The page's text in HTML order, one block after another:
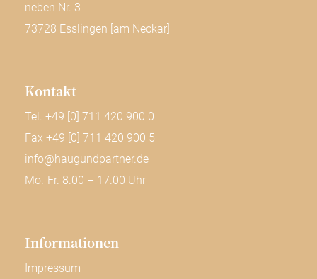
neben Nr. 3
73728 Esslingen [am Neckar]
Kontakt
Tel. +49 [0] 711 420 900 0
Fax +49 [0] 711 420 900 5
info@haugundpartner.de
Mo.-Fr. 8.00 – 17.00 Uhr
Informa­tionen
Impressum